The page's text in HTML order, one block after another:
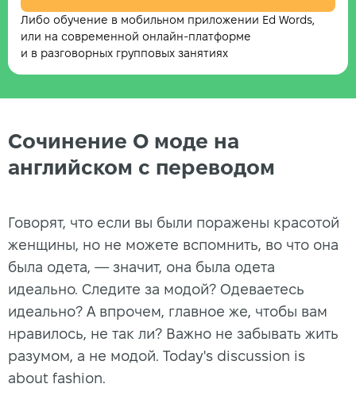
Либо обучение в мобильном приложении Ed Words,
или на современной онлайн-платформе
и в разговорных групповых занятиях
Сочинение О моде на
английском с переводом
Говорят, что если вы были поражены красотой
женщины, но не можете вспомнить, во что она
была одета, — значит, она была одета
идеально. Следите за модой? Одеваетесь
идеально? А впрочем, главное же, чтобы вам
нравилось, не так ли? Важно не забывать жить
разумом, а не модой. Today's discussion is
about fashion.